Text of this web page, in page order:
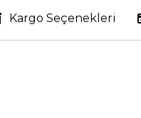
Kargo Seçenekleri